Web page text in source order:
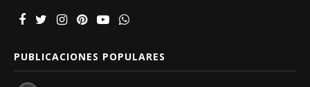
PUBLICACIONES POPULARES